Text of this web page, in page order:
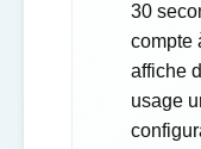
30
compte
affiche
usage